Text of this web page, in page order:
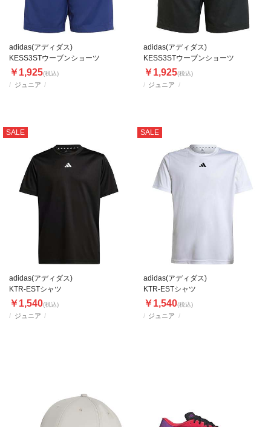
ジュニア
adidas(アディダス)
KESS3STウーブンショーツ
￥1,925(税込)
ジュニア
adidas(アディダス)
KESS3STウーブンショーツ
￥1,925(税込)
SALE
ジュニア
adidas(アディダス)
KTR-ESTシャツ
￥1,540(税込)
SALE
ジュニア
adidas(アディダス)
KTR-ESTシャツ
￥1,540(税込)